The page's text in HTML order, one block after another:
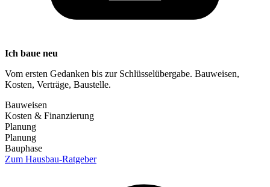
Ich baue neu
Vom ersten Gedanken bis zur Schlüsselübergabe. Bauweisen,
Kosten, Verträge, Baustelle.
Bauweisen
Kosten & Finanzierung
Planung
Planung
Bauphase
Zum Hausbau-Ratgeber